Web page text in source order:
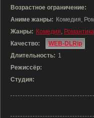
Возрастное ограничение:
Аниме жанры: Комедия,
Жанры: Комедия, Романтика
Качество:
WEB-DLRip
Длительность: 1
Режиссёр:
Студия: